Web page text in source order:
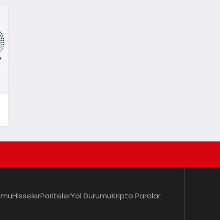
HisselerParitelerYol DurumuKripto Paralar